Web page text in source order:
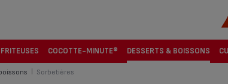
COCOTTE-MINUTE® DESSERTS & BOISSONS
Sorbetières